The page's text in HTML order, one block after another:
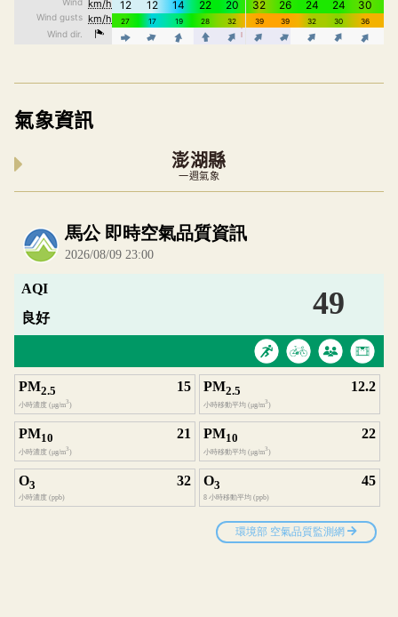
氣象資訊
澎湖縣
一週氣象
內嵌空氣品質小工具為視覺預覽，完整即時空